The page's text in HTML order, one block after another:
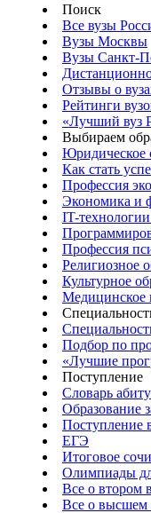
Поиск
Все вузы
Вузы Москвы
Вузы Санкт-
Отзывы о
Рейтинги
«Лучший вуз
Выбираем
Юридическое
Как стать
Профессия
Экономика и
IT-
Профессия
Религиозное
Культурное
Медицинское
Подбор по
«Лучшие
Поступление
Словарь
Образование
Поступление
ЕГЭ
Итоговое
Олимпиады
Все о втором
Все о высшем